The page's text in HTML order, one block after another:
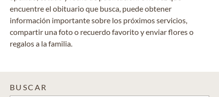
encuentre el obituario que busca, puede obtener
información importante sobre los próximos servicios,
compartir una foto o recuerdo favorito y enviar flores o
regalos a la familia.
BUSCAR